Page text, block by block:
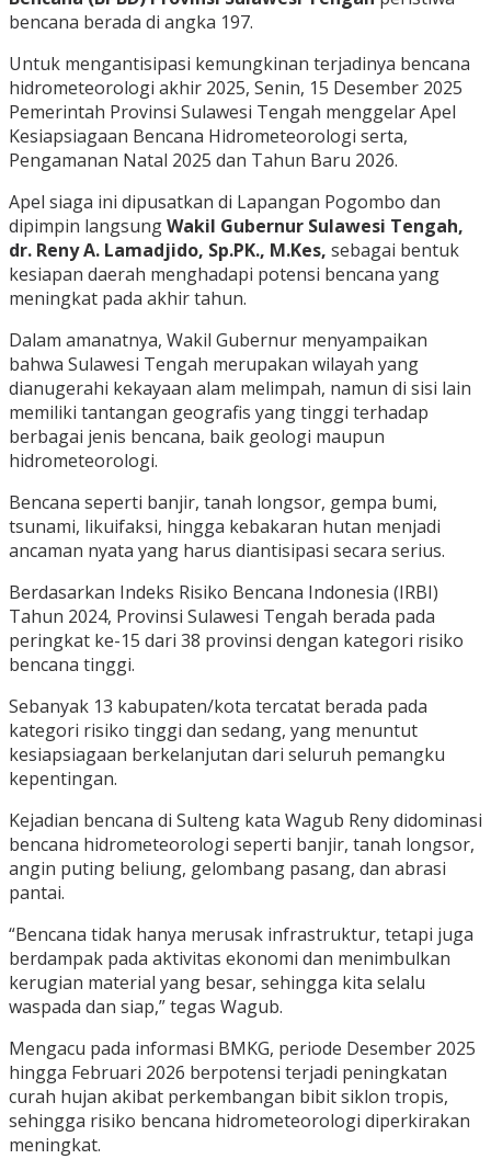
bencana berada di angka 197.
Untuk mengantisipasi kemungkinan terjadinya bencana
hidrometeorologi akhir 2025, Senin, 15 Desember 2025
Pemerintah Provinsi Sulawesi Tengah menggelar Apel
Kesiapsiagaan Bencana Hidrometeorologi serta,
Pengamanan Natal 2025 dan Tahun Baru 2026.
Apel siaga ini dipusatkan di Lapangan Pogombo dan
dipimpin langsungWakil Gubernur Sulawesi Tengah,
dr. Reny A. Lamadjido, Sp.PK., M.Kes, sebagai bentuk
kesiapan daerah menghadapi potensi bencana yang
meningkat pada akhir tahun.
Dalam amanatnya, Wakil Gubernur menyampaikan
bahwa Sulawesi Tengah merupakan wilayah yang
dianugerahi kekayaan alam melimpah, namun di sisi lain
memiliki tantangan geografis yang tinggi terhadap
berbagai jenis bencana, baik geologi maupun
hidrometeorologi.
Bencana seperti banjir, tanah longsor, gempa bumi,
tsunami, likuifaksi, hingga kebakaran hutan menjadi
ancaman nyata yang harus diantisipasi secara serius.
Berdasarkan Indeks Risiko Bencana Indonesia (IRBI)
Tahun 2024, Provinsi Sulawesi Tengah berada pada
peringkat ke-15 dari 38 provinsi dengan kategori risiko
bencana tinggi.
Sebanyak 13 kabupaten/kota tercatat berada pada
kategori risiko tinggi dan sedang, yang menuntut
kesiapsiagaan berkelanjutan dari seluruh pemangku
kepentingan.
Kejadian bencana di Sulteng kata Wagub Reny didominasi
bencana hidrometeorologi seperti banjir, tanah longsor,
angin puting beliung, gelombang pasang, dan abrasi
pantai.
“Bencana tidak hanya merusak infrastruktur, tetapi juga
berdampak pada aktivitas ekonomi dan menimbulkan
kerugian material yang besar, sehingga kita selalu
waspada dan siap,” tegas Wagub.
Mengacu pada informasi BMKG, periode Desember 2025
hingga Februari 2026 berpotensi terjadi peningkatan
curah hujan akibat perkembangan bibit siklon tropis,
sehingga risiko bencana hidrometeorologi diperkirakan
meningkat.